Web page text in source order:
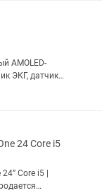
AMOLED-
датчик
8 или...
24 Core i5
Core i5 |